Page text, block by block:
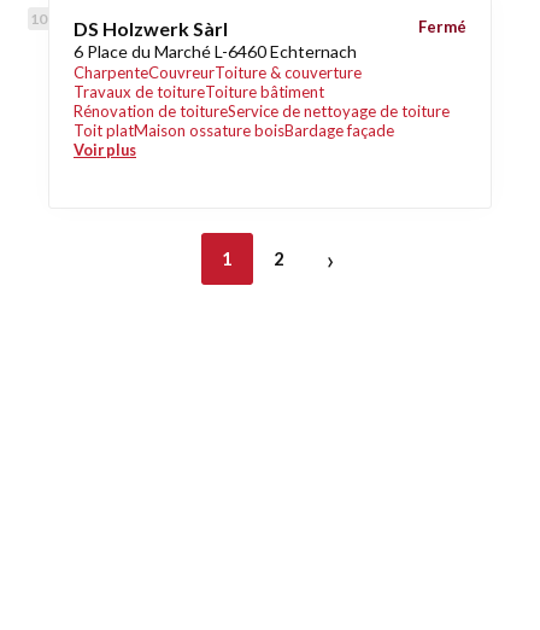
DS Holzwerk Sàrl
6 Place du Marché L-6460 Echternach
CharpenteCouvreurToiture & couverture
Travaux de toitureToiture bâtiment
Rénovation de toitureService de nettoyage de toiture
Toit platMaison ossature boisBardage façade
Voir plus
Fermé
1 2 ›